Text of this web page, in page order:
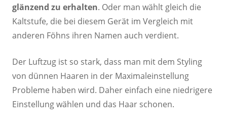
glänzend zu erhalten. Oder man wählt gleich die
Kaltstufe, die bei diesem Gerät im Vergleich mit
anderen Föhns ihren Namen auch verdient.
Der Luftzug ist so stark, dass man mit dem Styling
von dünnen Haaren in der Maximaleinstellung
Probleme haben wird. Daher einfach eine niedrigere
Einstellung wählen und das Haar schonen.